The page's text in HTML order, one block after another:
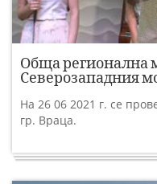
Обща регионална
Северозападния
На 26 06 2021 г. се
гр. Враца.